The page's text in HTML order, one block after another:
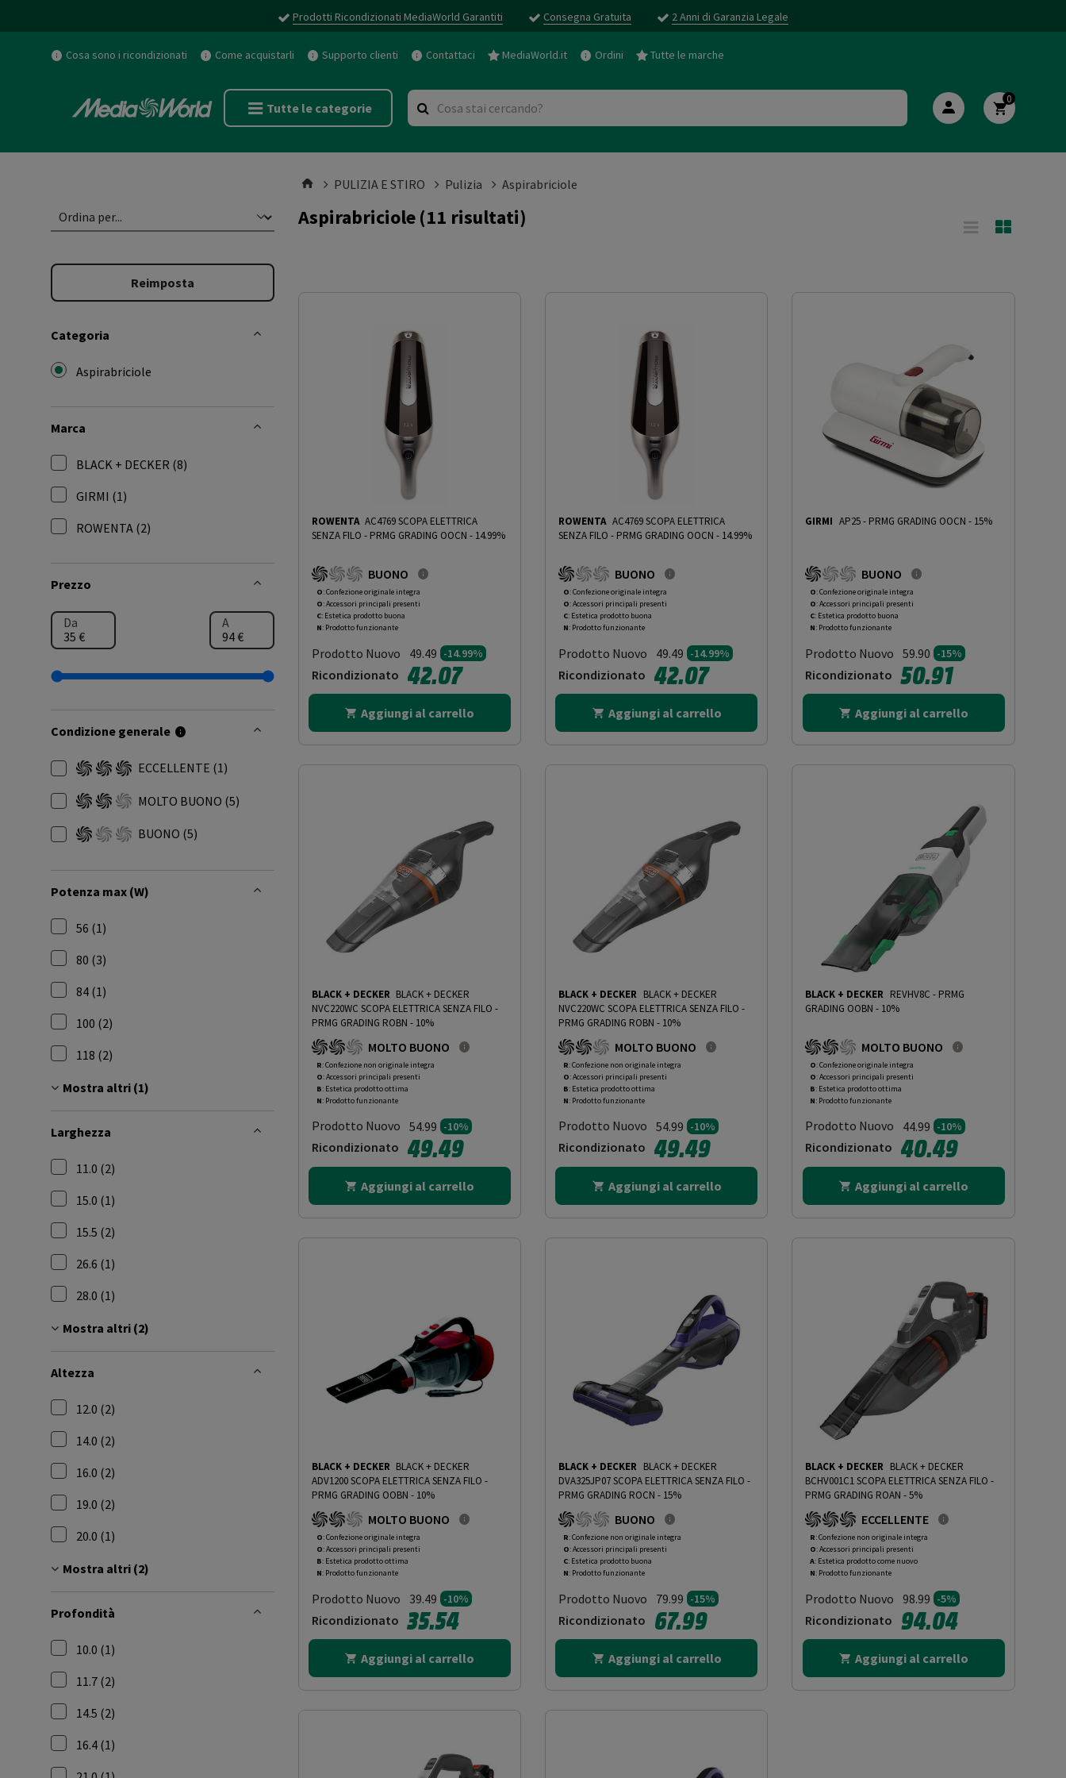
Prodotti Ricondizionati MediaWorld Garantiti Consegna Gratuita 2 Anni di Garanzia Legale
Cosa sono i ricondizionati Come acquistarli Supporto clienti Contattaci MediaWorld.it Ordini Tutte le marche
Tutte le categorie
0
PULIZIA E STIRO Pulizia Aspirabriciole
Aspirabriciole (11 risultati)
Reimposta
Categoria
Aspirabriciole
Marca
BLACK + DECKER (8)
GIRMI (1)
ROWENTA (2)
Prezzo
Da A
Condizione generale
ECCELLENTE (1)
MOLTO BUONO (5)
BUONO (5)
Potenza max (W)
56 (1)
80 (3)
84 (1)
100 (2)
118 (2)
Mostra altri (1)
Larghezza
11.0 (2)
15.0 (1)
15.5 (2)
26.6 (1)
28.0 (1)
Mostra altri (2)
Altezza
12.0 (2)
14.0 (2)
16.0 (2)
19.0 (2)
20.0 (1)
Mostra altri (2)
Profondità
10.0 (1)
11.7 (2)
14.5 (2)
16.4 (1)
ROWENTA AC4769 SCOPA ELETTRICA
SENZA FILO - PRMG GRADING OOCN - 14.99%
BUONO
O: Confezione originale integra
O: Accessori principali presenti
C: Estetica prodotto buona
N: Prodotto funzionante
Prodotto Nuovo 49.49 -14.99%
Ricondizionato 42.07
Aggiungi al carrello
ROWENTA AC4769 SCOPA ELETTRICA
SENZA FILO - PRMG GRADING OOCN - 14.99%
BUONO
O: Confezione originale integra
O: Accessori principali presenti
C: Estetica prodotto buona
N: Prodotto funzionante
Prodotto Nuovo 49.49 -14.99%
Ricondizionato 42.07
Aggiungi al carrello
GIRMI AP25- PRMG GRADING OOCN - 15%
BUONO
O: Confezione originale integra
O: Accessori principali presenti
C: Estetica prodotto buona
N: Prodotto funzionante
Prodotto Nuovo 59.90 -15%
Ricondizionato 50.91
Aggiungi al carrello
BLACK + DECKER BLACK + DECKER
NVC220WC SCOPA ELETTRICA SENZA FILO -
PRMG GRADING ROBN - 10%
MOLTO BUONO
R: Confezione non originale integra
O: Accessori principali presenti
B: Estetica prodotto ottima
N: Prodotto funzionante
Prodotto Nuovo 54.99 -10%
Ricondizionato 49.49
Aggiungi al carrello
BLACK + DECKER BLACK + DECKER
NVC220WC SCOPA ELETTRICA SENZA FILO -
PRMG GRADING ROBN - 10%
MOLTO BUONO
R: Confezione non originale integra
O: Accessori principali presenti
B: Estetica prodotto ottima
N: Prodotto funzionante
Prodotto Nuovo 54.99 -10%
Ricondizionato 49.49
Aggiungi al carrello
BLACK + DECKER REVHV8C - PRMG
GRADING OOBN - 10%
MOLTO BUONO
O: Confezione originale integra
O: Accessori principali presenti
B: Estetica prodotto ottima
N: Prodotto funzionante
Prodotto Nuovo 44.99 -10%
Ricondizionato 40.49
Aggiungi al carrello
BLACK + DECKER BLACK + DECKER
ADV1200 SCOPA ELETTRICA SENZA FILO -
PRMG GRADING OOBN - 10%
MOLTO BUONO
O: Confezione originale integra
O: Accessori principali presenti
B: Estetica prodotto ottima
N: Prodotto funzionante
Prodotto Nuovo 39.49 -10%
Ricondizionato 35.54
Aggiungi al carrello
BLACK + DECKER BLACK + DECKER
DVA325JP07 SCOPA ELETTRICA SENZA FILO -
PRMG GRADING ROCN - 15%
BUONO
R: Confezione non originale integra
O: Accessori principali presenti
C: Estetica prodotto buona
N: Prodotto funzionante
Prodotto Nuovo 79.99 -15%
Ricondizionato 67.99
Aggiungi al carrello
BLACK + DECKER BLACK + DECKER
BCHV001C1 SCOPA ELETTRICA SENZA FILO -
PRMG GRADING ROAN - 5%
ECCELLENTE
R: Confezione non originale integra
O: Accessori principali presenti
A: Estetica prodotto come nuovo
N: Prodotto funzionante
Prodotto Nuovo 98.99 -5%
Ricondizionato 94.04
Aggiungi al carrello